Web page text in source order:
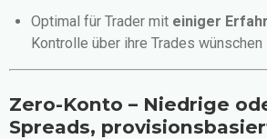
Optimal für Trader mit einiger
Kontrolle über ihre Trades wünschen
Zero-Konto – Niedrige
Spreads,